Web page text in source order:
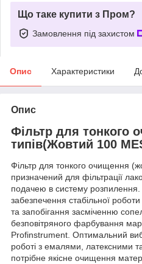
Що таке купити з Пром?
Замовлення під захистом
Опис Характеристики
Опис
Фільтр для тонкого
типів(Жовтий 100
Фільтр для тонкого очищення
призначений для фільтрації
подачею в систему розпилення.
забезпечення стабільної
та запобігання засміченню
безповітряного фарбування
Profinstrument. Оптимальний
роботі з емалями, латексними
потрібне якісне очищення